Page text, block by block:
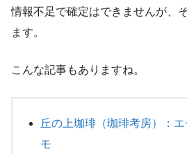
情報不足で確定はできませんが、
ます。
こんな記事もありますね。
丘の上珈琲（珈琲考房）：
モ